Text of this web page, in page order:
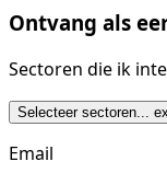
Ontvang als
Sectoren die ik
Selecteer sectoren...
Email